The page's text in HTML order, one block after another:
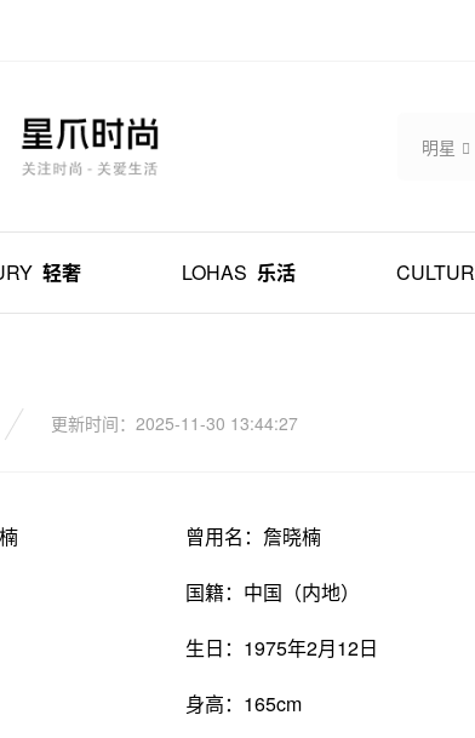
明星
轻奢 LOHAS 乐活
更新时间：2025-11-30 13:44:27
曾用名：詹晓楠
国籍：中国（内地）
生日：1975年2月12日
身高：165cm